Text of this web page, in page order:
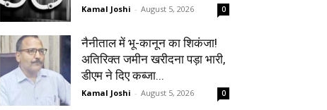
Kamal Joshi - August 5, 2026 0
नैनीताल में भू-कानून का शिकंजा!
अतिरिक्त जमीन खरीदना पड़ा भारी,
डीएम ने दिए कब्जा...
Kamal Joshi - August 5, 2026 0